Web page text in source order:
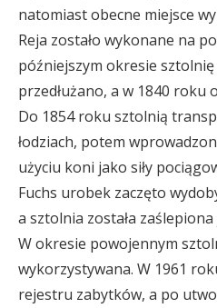
natomiast obecne miejsce
Reja zostało wykonane na
późniejszym okresie
przedłużano, a w 1840 roku
Do 1854 roku sztolnią
łodziach, potem
użyciu koni jako siły
Fuchs urobek zaczęto
a sztolnia została
W okresie powojennym
wykorzystywana. W 1961
rejestru zabytków, a po